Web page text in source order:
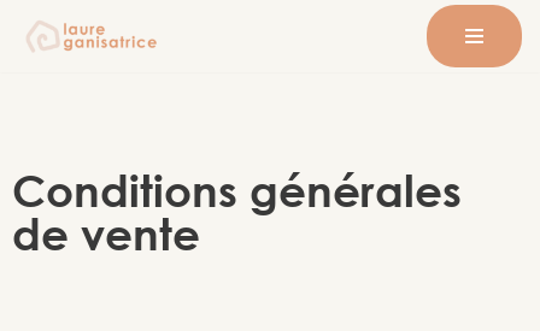
Conditions générales
de vente